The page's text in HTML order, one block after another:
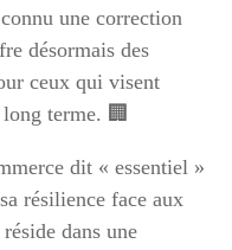
une correction
désormais des
ceux qui visent
terme. 🏢
dit « essentiel »
résilience face aux
dans une